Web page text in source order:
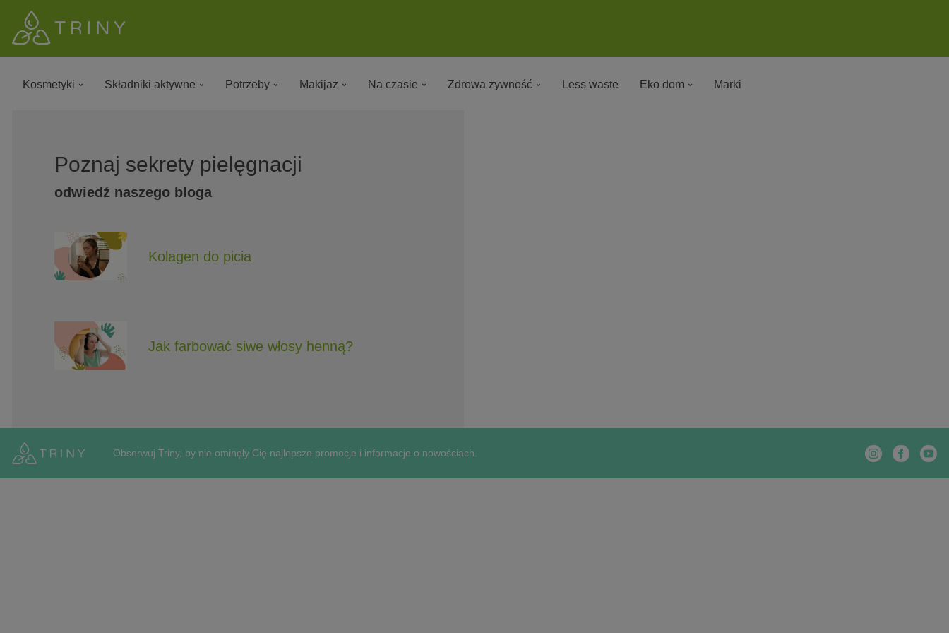
Kosmetyki Składniki aktywne Potrzeby Makijaż Na czasie Zdrowa żywność Less waste Eko dom Marki
Poznaj sekrety pielęgnacji
odwiedź naszego bloga
Kolagen do picia
Jak farbować siwe włosy henną?
Obserwuj Triny, by nie ominęły Cię najlepsze promocje i informacje o nowościach.